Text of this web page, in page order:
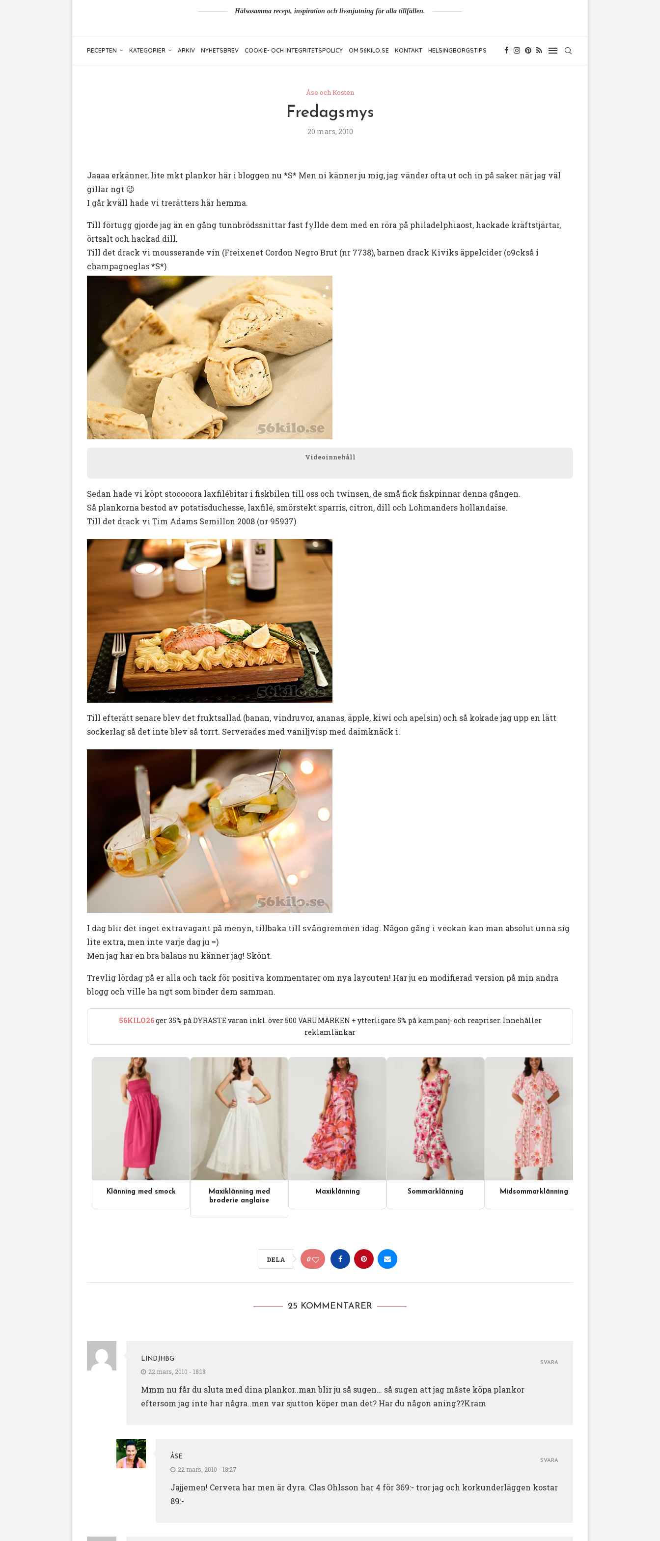
Hälsosamma recept, inspiration och livsnjutning för alla tillfällen.
RECEPTEN KATEGORIER ARKIV NYHETSBREV COOKIE- OCH INTEGRITETSPOLICY OM 56KILO.SE KONTAKT HELSINGBORGSTIPS
Åse och Kosten
Fredagsmys
20 mars, 2010
Jaaaa erkänner, lite mkt plankor här i bloggen nu *S* Men ni känner ju mig, jag vänder ofta ut och in på saker när jag väl
gillar ngt 😉
I går kväll hade vi trerätters här hemma.
Till förtugg gjorde jag än en gång tunnbrödssnittar fast fyllde dem med en röra på philadelphiaost, hackade kräftstjärtar,
örtsalt och hackad dill.
Till det drack vi mousserande vin (Freixenet Cordon Negro Brut (nr 7738), barnen drack Kiviks äppelcider (o9ckså i
champagneglas *S*)
Videoinnehåll
Sedan hade vi köpt stooooora laxfilébitar i fiskbilen till oss och twinsen, de små fick fiskpinnar denna gången.
Så plankorna bestod av potatisduchesse, laxfilé, smörstekt sparris, citron, dill och Lohmanders hollandaise.
Till det drack vi Tim Adams Semillon 2008 (nr 95937)
Till efterätt senare blev det fruktsallad (banan, vindruvor, ananas, äpple, kiwi och apelsin) och så kokade jag upp en lätt
sockerlag så det inte blev så torrt. Serverades med vaniljvisp med daimknäck i.
I dag blir det inget extravagant på menyn, tillbaka till svångremmen idag. Någon gång i veckan kan man absolut unna sig
lite extra, men inte varje dag ju =)
Men jag har en bra balans nu känner jag! Skönt.
Trevlig lördag på er alla och tack för positiva kommentarer om nya layouten! Har ju en modifierad version på min andra
blogg och ville ha ngt som binder dem samman.
56KILO26ger 35% på DYRASTE varan inkl. över 500 VARUMÄRKEN + ytterligare 5% på kampanj- och reapriser. Innehåller
reklamlänkar
Klänning med smock
Maxiklänning med
broderie anglaise
Maxiklänning Sommarklänning Midsommarklänning
DELA 0
25 KOMMENTARER
LINDJHBG
22 mars, 2010 - 18:18
Mmm nu får du sluta med dina plankor..man blir ju så sugen… så sugen att jag måste köpa plankor
eftersom jag inte har några..men var sjutton köper man det? Har du någon aning??Kram
SVARA
ÅSE
22 mars, 2010 - 18:27
Jajjemen! Cervera har men är dyra. Clas Ohlsson har 4 för 369:- tror jag och korkunderläggen kostar
89:-
SVARA